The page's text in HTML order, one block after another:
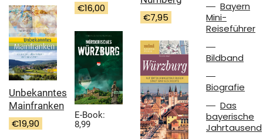
€16,00
€7,95
Unbekanntes
Mainfranken
€19,90
E-Book:
8,99
Bayern
Mini-
Reiseführer
Bildband
Biografie
Das
bayerische
Jahrtausend